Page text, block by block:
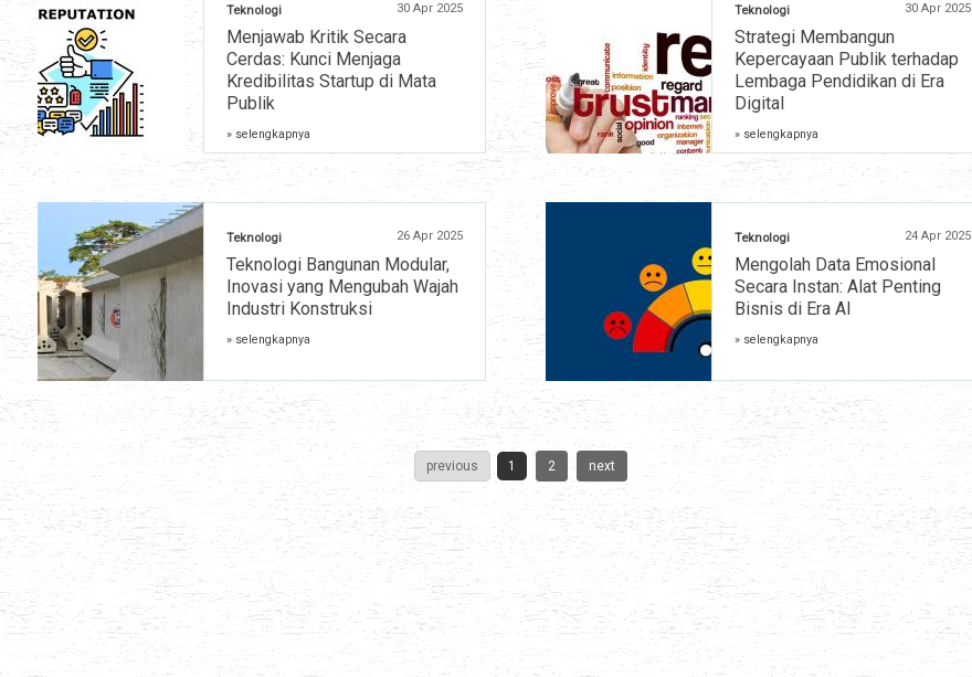
Teknologi 30 Apr 2025
Menjawab Kritik Secara
Cerdas: Kunci Menjaga
Kredibilitas Startup di Mata
Publik
» selengkapnya
Teknologi 30 Apr 2025
Strategi Membangun
Kepercayaan Publik terhadap
Lembaga Pendidikan di Era
Digital
» selengkapnya
Teknologi 26 Apr 2025
Teknologi Bangunan Modular,
Inovasi yang Mengubah Wajah
Industri Konstruksi
» selengkapnya
Teknologi 24 Apr 2025
Mengolah Data Emosional
Secara Instan: Alat Penting
Bisnis di Era AI
» selengkapnya
previous 1 2 next